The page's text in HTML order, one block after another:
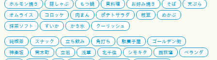
ホルモン焼き 豚しゃぶ もつ鍋 貝料理 お好み焼き そば
天ぷら
オムライス
コロッケ 肉まん ポテトサラダ 枝豆
めかぶ
抹茶ソフト
すいか かき氷 クーリッシュ
純喫茶 スナック 立ち飲み 角打ち 駄菓子屋
ゴールデン街
神楽坂
荒木町 立石 浅草 北千住 シモキタ 西荻窪
ベランダ